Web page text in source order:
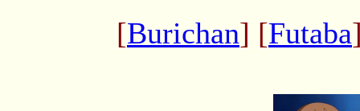
[Burichan] [Futaba